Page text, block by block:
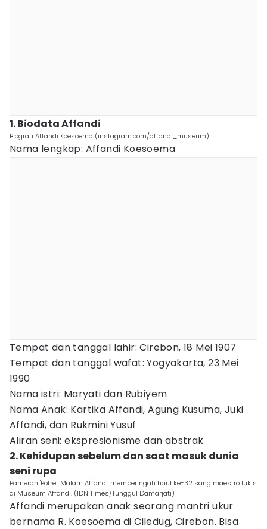
1. Biodata Affandi
Biografi Affandi Koesoema (instagram.com/affandi_museum)
Nama lengkap: Affandi Koesoema
Tempat dan tanggal lahir: Cirebon, 18 Mei 1907
Tempat dan tanggal wafat: Yogyakarta, 23 Mei
1990
Nama istri: Maryati dan Rubiyem
Nama Anak: Kartika Affandi, Agung Kusuma, Juki
Affandi, dan Rukmini Yusuf
Aliran seni: ekspresionisme dan abstrak
2. Kehidupan sebelum dan saat masuk dunia
seni rupa
Pameran 'Potret Malam Affandi' memperingati haul ke-32 sang maestro lukis
di Museum Affandi. (IDN Times/Tunggul Damarjati)
Affandi merupakan anak seorang mantri ukur
bernama R. Koesoema di Ciledug, Cirebon. Bisa